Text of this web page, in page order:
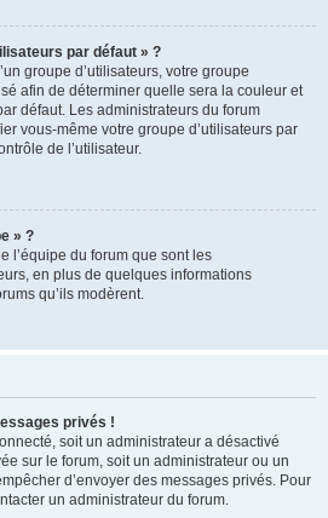
par défaut » ?
groupe d’utilisateurs, votre groupe
afin de déterminer quelle sera la couleur et
défaut. Les administrateurs du forum
vous-même votre groupe d’utilisateurs par
de l’utilisateur.
» ?
l’équipe du forum que sont les
en plus de quelques informations
qu’ils modèrent.
privés !
soit un administrateur a désactivé
sur le forum, soit un administrateur ou un
d’envoyer des messages privés. Pour
un administrateur du forum.